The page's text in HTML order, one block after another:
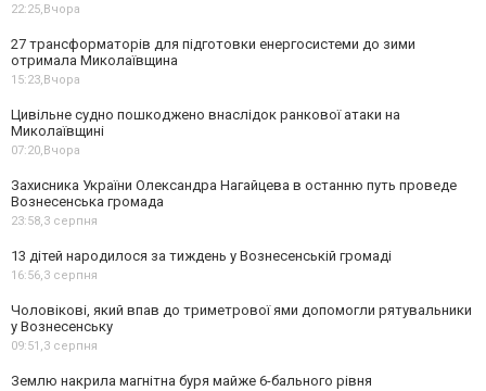
22:25, Вчора
27 трансформаторів для підготовки енергосистеми до зими
отримала Миколаївщина
15:23, Вчора
Цивільне судно пошкоджено внаслідок ранкової атаки на
Миколаївщині
07:20, Вчора
Захисника України Олександра Нагайцева в останню путь проведе
Вознесенська громада
23:58,3 серпня
13 дітей народилося за тиждень у Вознесенській громаді
16:56,3 серпня
Чоловікові, який впав до триметрової ями допомогли рятувальники
у Вознесенську
09:51,3 серпня
Землю накрила магнітна буря майже 6-бального рівня